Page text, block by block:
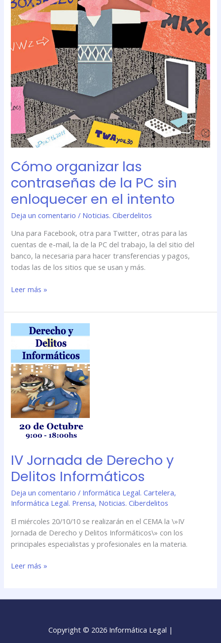
Cómo organizar las
contraseñas de la PC sin
enloquecer en el intento
Deja un comentario / Noticias. Ciberdelitos
Una para Facebook, otra para Twitter, otras para las
cuentas de e-mail, la de la PC del trabajo, la del sitio del
banco, la necesaria para hacer transferencias y pagos,
todas las de los sitios que se usan y más.
sin
enloquecer
en
el
intento
Leer más »
IV Jornada de Derecho y
Delitos Informáticos
Deja un comentario / Informática Legal. Cartelera,
Informática Legal. Prensa, Noticias. Ciberdelitos
El miércoles 20/10/10 se realizarán en el CEMA la \»IV
Jornada de Derecho y Delitos Informáticos\» con los
principales especialistas y profesionales en la materia.
Jornada
de
Derecho
y
Delitos
Informáticos
Leer más »
Copyright © 2026 Informática Legal |